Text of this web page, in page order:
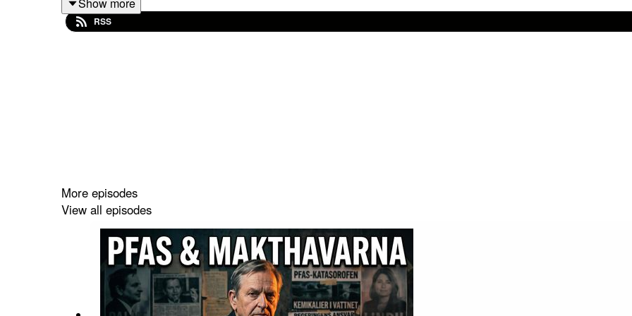
De ofta ställda frågorna om Palmemordet handlar nästan alltid om
frågor som aldrig blev ordentligt ställda, särskilt i de tidiga förhören och i fråga om rekonstruktioner,
Viktor Gunnarsson
För Viktor Gunnarsson blev spåret tidigt mer av ett misstankespår än en fullskalig bevisning, och då uppstår
kategori av frågor är vad han faktiskt kunde knytas till — inte bara politiska åsikter och utspel, utan om det fanns
någon trovärdig närvaro nära mordplatsen. Den typen av frågor tycks i efterhand ha varit för svagt
betonades.
RSS
More episodes
View all episodes